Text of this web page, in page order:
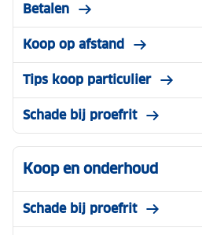
Betalen
Koop op afstand
Tips koop particulier
Schade bij proefrit
Koop en onderhoud
Schade bij proefrit